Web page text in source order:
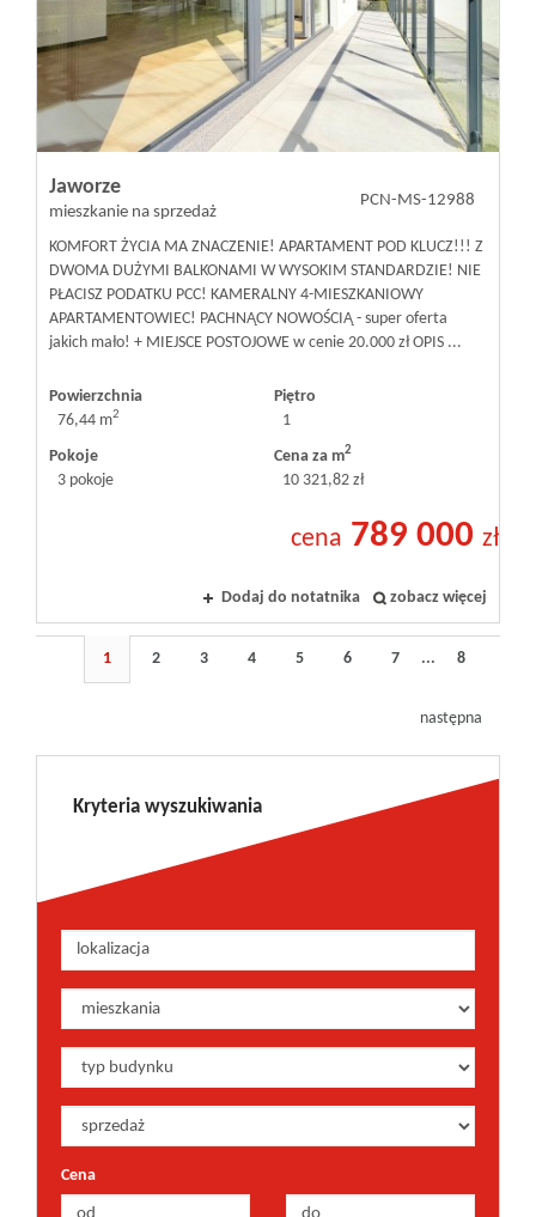
Jaworze
mieszkanie na sprzedaż
PCN-MS-12988
KOMFORT ŻYCIA MA ZNACZENIE! APARTAMENT POD KLUCZ!!! Z
DWOMA DUŻYMI BALKONAMI W WYSOKIM STANDARDZIE! NIE
PŁACISZ PODATKU PCC! KAMERALNY 4-MIESZKANIOWY
APARTAMENTOWIEC! PACHNĄCY NOWOŚCIĄ - super oferta
jakich mało! + MIEJSCE POSTOJOWE w cenie 20.000 zł OPIS ...
Powierzchnia
76,44 m2
Piętro
1
Pokoje
3 pokoje
Cena za m2
10 321,82 zł
cena 789 000 zł
Dodaj do notatnika zobacz więcej
1 2 3 4 5 6 7 ... 8
następna
Kryteria wyszukiwania
Cena